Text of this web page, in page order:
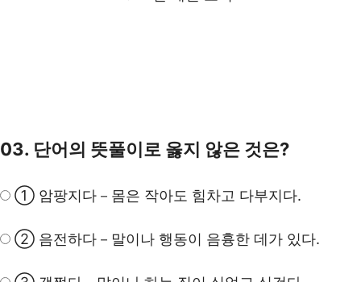
03. 단어의 뜻풀이로 옳지 않은 것은?
① 암팡지다－몸은 작아도 힘차고 다부지다.
② 음전하다－말이나 행동이 음흉한 데가 있다.